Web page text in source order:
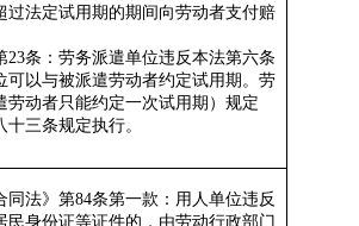
过法定试用期的期间向劳动者支付赔
23条：劳务派遣单位违反本法第六条
可以与被派遣劳动者约定试用期。劳
劳动者只能约定一次试用期）规定
三条规定执行。
同法》第84条第一款：用人单位违反
民身份证等证件的，由劳动行政部门